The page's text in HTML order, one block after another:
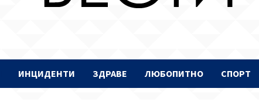
ИНЦИДЕНТИ ЗДРАВЕ ЛЮБОПИТНО СПОРТ